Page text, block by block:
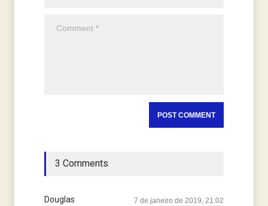
3 Comments
Douglas 7 de janeiro de 2019, 21:02